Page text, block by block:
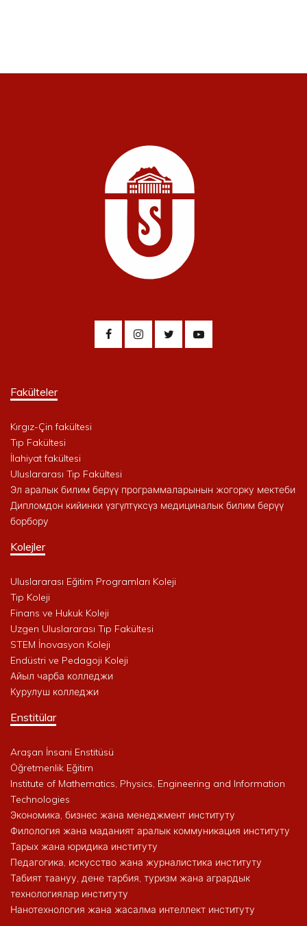
Fakülteler
Kırgız-Çin fakültesi
Tıp Fakültesi
İlahiyat fakültesi
Uluslararası Tıp Fakültesi
Эл аралык билим берүү программаларынын жогорку мектеби
Дипломдон кийинки үзгүлтүксүз медициналык билим берүү
борбору
Kolejler
Uluslararası Eğitim Programları Koleji
Tıp Koleji
Finans ve Hukuk Koleji
Uzgen Uluslararası Tıp Fakültesi
STEM İnovasyon Koleji
Endüstri ve Pedagoji Koleji
Айыл чарба колледжи
Курулуш колледжи
Enstitülar
Araşan İnsani Enstitüsü
Öğretmenlik Eğitim
Institute of Mathematics, Physics, Engineering and Information
Technologies
Экономика, бизнес жана менеджмент институту
Филология жана маданият аралык коммуникация институту
Тарых жана юридика институту
Педагогика, искусство жана журналистика институту
Табият таануу, дене тарбия, туризм жана агрардык
технологиялар институту
Нанотехнология жана жасалма интеллект институту